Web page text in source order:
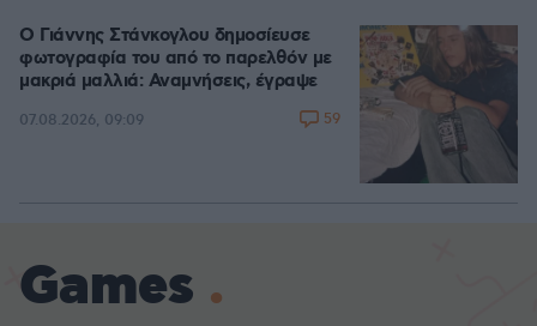
Ο Γιάννης Στάνκογλου δημοσίευσε
φωτογραφία του από το παρελθόν με
μακριά μαλλιά: Αναμνήσεις, έγραψε
07.08.2026, 09:09 59
Games